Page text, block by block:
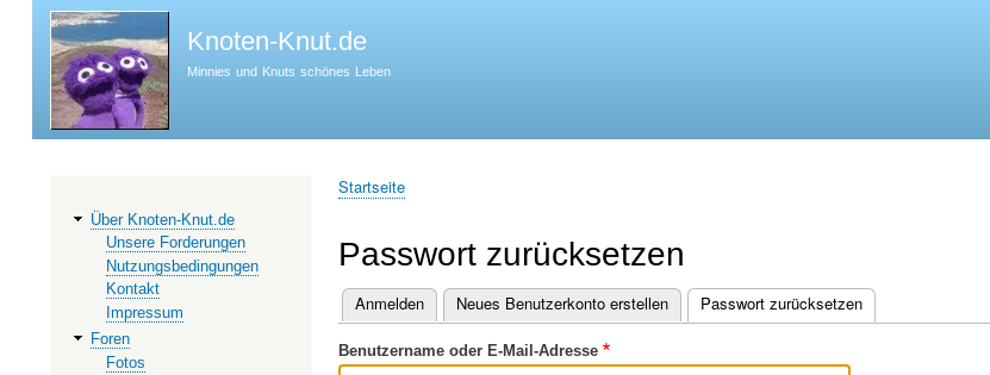
Knoten-Knut.de
Minnies und Knuts schönes Leben
Startseite
Passwort zurücksetzen
Primäre
Reiter
Anmelden Neues Benutzerkonto erstellen Passwort zurücksetzen
Benutzername oder E-Mail-Adresse
Über Knoten-Knut.de
Unsere Forderungen
Nutzungsbedingungen
Kontakt
Impressum
Foren
Fotos